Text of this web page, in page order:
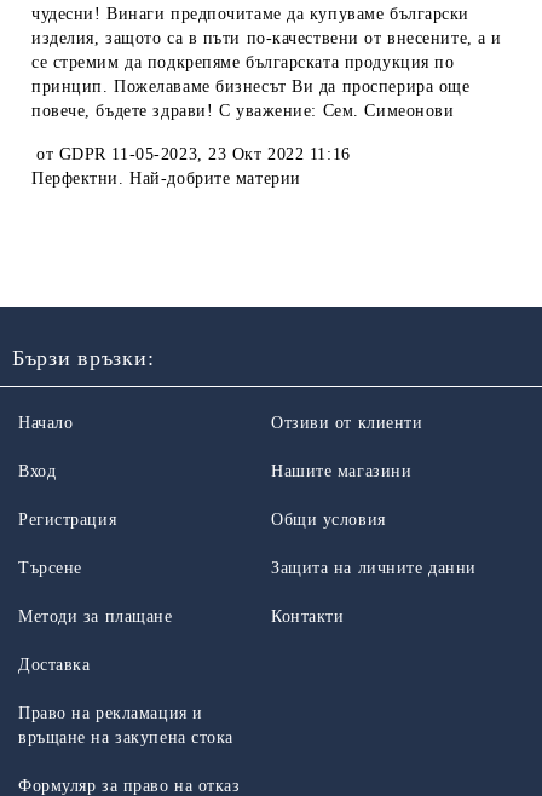
чудесни! Винаги предпочитаме да купуваме български
изделия, защото са в пъти по-качествени от внесените, а и
се стремим да подкрепяме българската продукция по
принцип. Пожелаваме бизнесът Ви да просперира още
повече, бъдете здрави! С уважение: Сем. Симеонови
от GDPR 11-05-2023,23 Окт 2022 11:16
Перфектни. Най-добрите материи
Бързи връзки:
Начало
Вход
Регистрация
Търсене
Отзиви от клиенти
Нашите магазини
Общи условия
Защита на личните данни
Методи за плащане
Доставка
Право на рекламация и
връщане на закупена стока
Формуляр за право на отказ
Контакти